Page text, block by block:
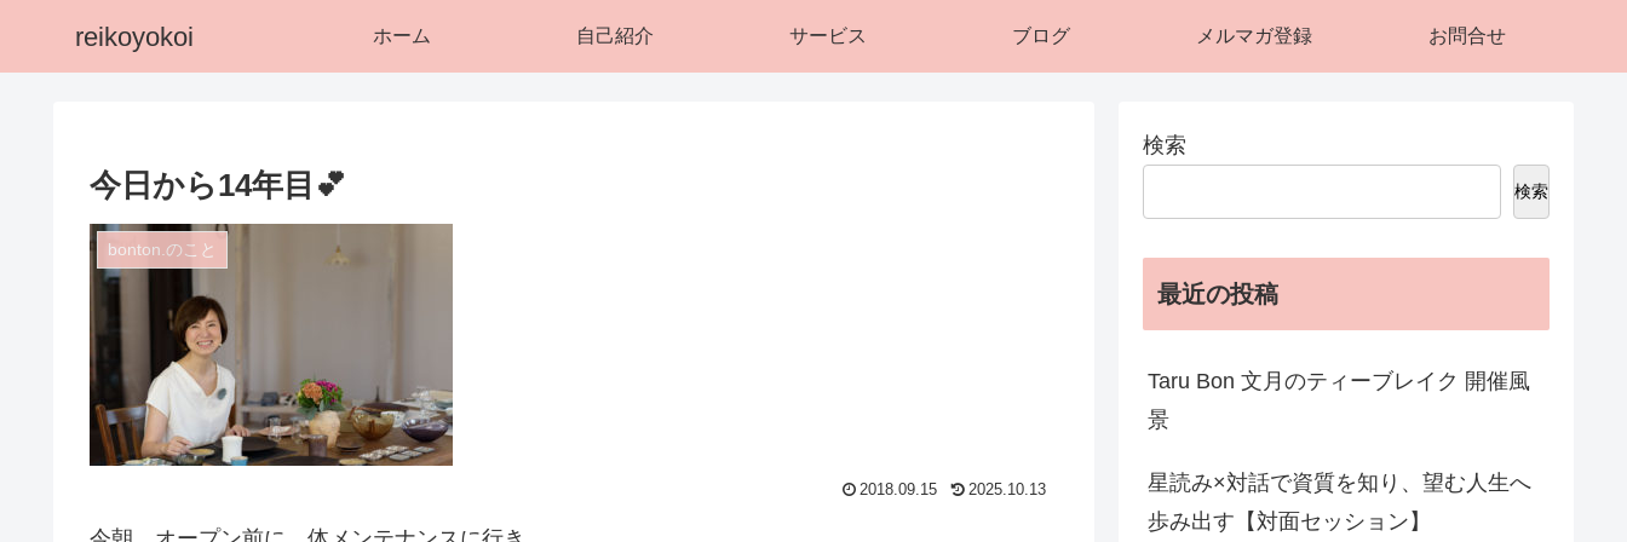
reikoyokoi ホーム 自己紹介 サービス ブログ メルマガ登録 お問合せ
今日から14年目💕
bonton.のこと
2018.09.15 2025.10.13
検索
検索
最近の投稿
Taru Bon 文月のティーブレイク 開催風
景
星読み×対話で資質を知り、望む人生へ
歩み出す【対面セッション】